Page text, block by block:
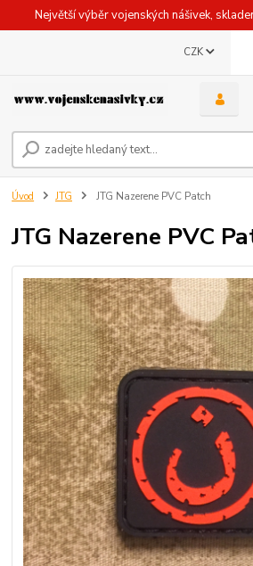
Největší výběr vojenských nášivek,
CZK
Úvod JTG JTG Nazerene PVC Patch
JTG Nazerene PVC